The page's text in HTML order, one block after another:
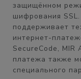
защищённом
шифрования
поддерживает
интернет-
SecureCode, MIR
платежа также
специального